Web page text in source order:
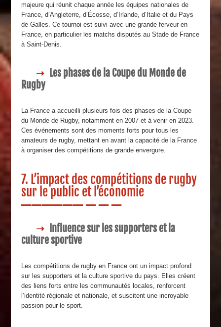
majeure qui réunit chaque année les équipes nationales de
France, d’Angleterre, d’Écosse, d’Irlande, d’Italie et du Pays
de Galles. Ce tournoi est suivi avec une grande ferveur en
France, en particulier les matchs disputés au Stade de France
à Saint-Denis.
Les phases de la Coupe du Monde de
Rugby
La France a accueilli plusieurs fois des phases de la Coupe
du Monde de Rugby, notamment en 2007 et à venir en 2023.
Ces événements sont des moments forts pour tous les
amateurs de rugby, mettant en avant la capacité de la France
à organiser des compétitions de grande envergure.
7. L’impact des compétitions de rugby
sur le public et l’économie
Influence sur les supporters et la
culture sportive
Les compétitions de rugby en France ont un impact profond
sur les supporters et la culture sportive du pays. Elles créent
des liens forts entre les communautés locales, renforcent
l’identité régionale et nationale, et suscitent une incroyable
passion pour le sport.